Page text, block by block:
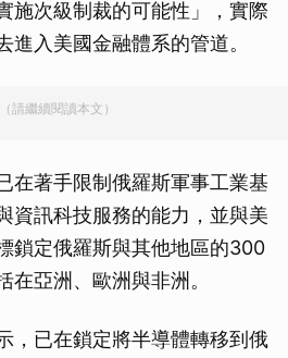
施次級制裁的可能性」，實際
進入美國金融體系的管道。
請繼續閱讀本文）
在著手限制俄羅斯軍事工業基
資訊科技服務的能力，並與美
鎖定俄羅斯與其他地區的300
在亞洲、歐洲與非洲。
，已在鎖定將半導體轉移到俄